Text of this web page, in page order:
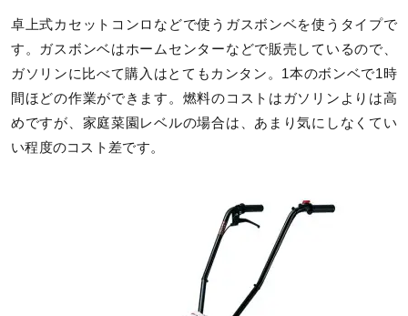
卓上式カセットコンロなどで使うガスボンベを使うタイプで
す。ガスボンベはホームセンターなどで販売しているので、
ガソリンに比べて購入はとてもカンタン。1本のボンベで1時
間ほどの作業ができます。燃料のコストはガソリンよりは高
めですが、家庭菜園レベルの場合は、あまり気にしなくてい
い程度のコスト差です。